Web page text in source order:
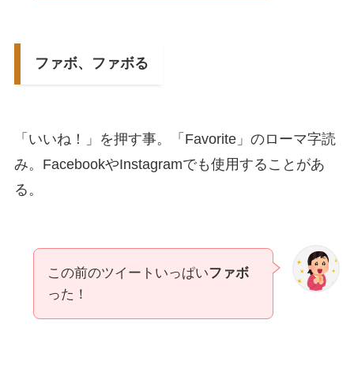
ファボ、ファボる
「いいね！」を押す事。「Favorite」のローマ字読
み。FacebookやInstagramでも使用することがあ
る。
この前のツイートいっぱいファボ
った！